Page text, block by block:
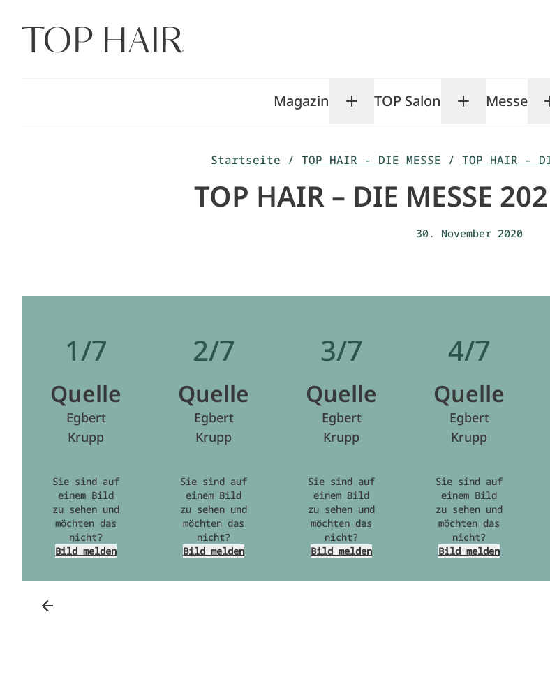
Inhalt
springen
Magazin Toggle Magazin submenu
TOP Salon Toggle TOP
Messe
Startseite / TOP HAIR - DIE MESSE / TOP HAIR –
TOP HAIR – DIE MESSE
30. November 2020
1/7
Quelle
Egbert
Krupp
Sie sind auf
einem Bild
zu sehen und
möchten das
nicht?
Bild melden
2/7
Quelle
Egbert
Krupp
Sie sind auf
einem Bild
zu sehen und
möchten das
nicht?
Bild melden
3/7
Quelle
Egbert
Krupp
Sie sind auf
einem Bild
zu sehen und
möchten das
nicht?
Bild melden
4/7
Quelle
Egbert
Krupp
Sie sind auf
einem Bild
zu sehen und
möchten das
nicht?
Bild melden